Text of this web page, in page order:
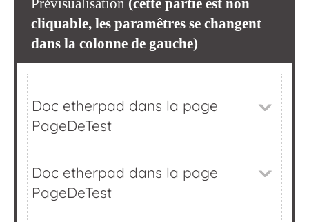
Prévisualisation (cette partie est non
cliquable, les paramêtres se changent
dans la colonne de gauche)